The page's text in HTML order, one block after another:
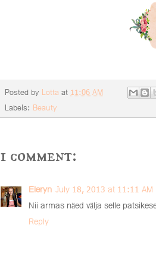
Posted by Lotta at 11:06 AM
Labels: Beauty
1 comment:
Eleryn July 18, 2013 at 11:11 AM
Nii armas näed välja selle
Reply